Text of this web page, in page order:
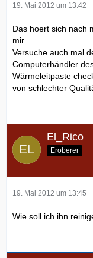
19. Mai 2012 um 13:42
Das hoert sich nach
mir.
Versuche auch mal
Computerhändler
Wärmeleitpaste
von schlechter
El_Rico
Eroberer
19. Mai 2012 um 13:45
Wie soll ich ihn